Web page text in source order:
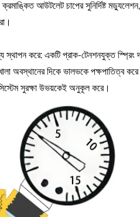
আউটলেট চাপের সুনির্দিষ্ট মড্যুলেশন,
স্থাপন করে: একটি প্রাক-টেনশনযুক্ত
অবস্থানের দিকে ভালভকে পক্ষপাতিত্ব
সিস্টেম সুরক্ষা উভয়কেই অনুকূল করে।